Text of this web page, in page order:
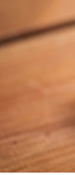
13
REIKI A
COS’È,
PERCHÉ
2023
CORSO
AYURVEDA